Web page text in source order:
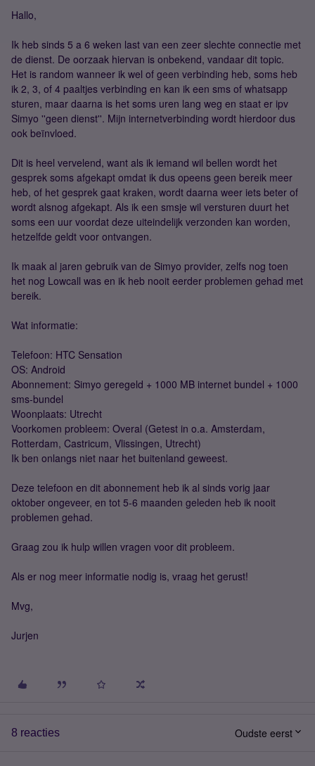
Hallo,
Ik heb sinds 5 a 6 weken last van een zeer slechte connectie met
de dienst. De oorzaak hiervan is onbekend, vandaar dit topic.
Het is random wanneer ik wel of geen verbinding heb, soms heb
ik 2, 3, of 4 paaltjes verbinding en kan ik een sms of whatsapp
sturen, maar daarna is het soms uren lang weg en staat er ipv
Simyo ''geen dienst''. Mijn internetverbinding wordt hierdoor dus
ook beïnvloed.
Dit is heel vervelend, want als ik iemand wil bellen wordt het
gesprek soms afgekapt omdat ik dus opeens geen bereik meer
heb, of het gesprek gaat kraken, wordt daarna weer iets beter of
wordt alsnog afgekapt. Als ik een smsje wil versturen duurt het
soms een uur voordat deze uiteindelijk verzonden kan worden,
hetzelfde geldt voor ontvangen.
Ik maak al jaren gebruik van de Simyo provider, zelfs nog toen
het nog Lowcall was en ik heb nooit eerder problemen gehad met
bereik.
Wat informatie:
Telefoon: HTC Sensation
OS: Android
Abonnement: Simyo geregeld + 1000 MB internet bundel + 1000
sms-bundel
Woonplaats: Utrecht
Voorkomen probleem: Overal (Getest in o.a. Amsterdam,
Rotterdam, Castricum, Vlissingen, Utrecht)
Ik ben onlangs niet naar het buitenland geweest.
Deze telefoon en dit abonnement heb ik al sinds vorig jaar
oktober ongeveer, en tot 5-6 maanden geleden heb ik nooit
problemen gehad.
Graag zou ik hulp willen vragen voor dit probleem.
Als er nog meer informatie nodig is, vraag het gerust!
Mvg,
Jurjen
8 reacties Oudste eerst